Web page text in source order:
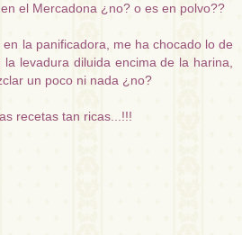
el Mercadona ¿no? o es en polvo??
la panificadora, me ha chocado lo de
levadura diluida encima de la harina,
un poco ni nada ¿no?
recetas tan ricas...!!!